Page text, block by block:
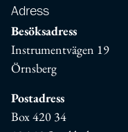
Adress
Besöksadress
Instrumentvägen 19
Örnsberg
Postadress
Box 420 34